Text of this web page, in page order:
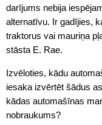
darījums nebija
alternatīvu. Ir gadījies,
traktorus vai mauriņa
stāsta E. Rae.
Izvēloties, kādu
iesaka izvērtēt šādus
kādas automašīnas
nobraukums?